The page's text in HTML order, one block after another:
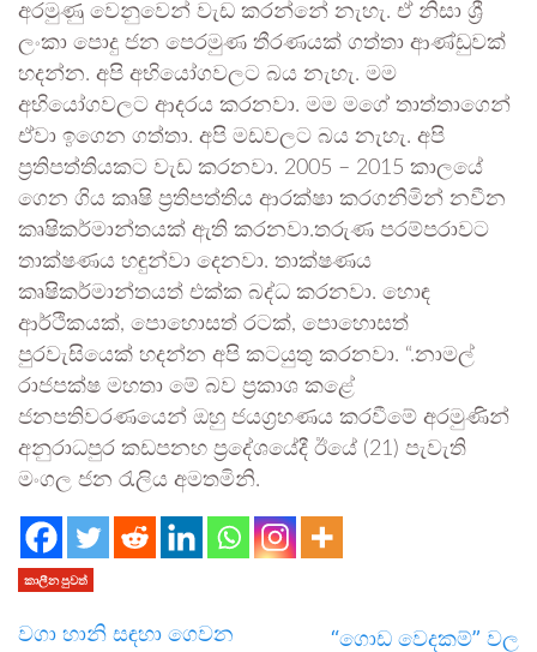
අරමුණු වෙනුවෙන් වැඩ කරන්නේ නැහැ. ඒ නිසා ශ්‍රී
ලංකා පොදු ජන පෙරමුණ තීරණයක් ගත්තා ආණ්ඩුවක්
හදන්න. අපි අභියෝගවලට බය නැහැ. මම
අභියෝගවලට ආදරය කරනවා. මම මගේ තාත්තාගෙන්
ඒවා ඉගෙන ගත්තා. අපි මඩවලට බය නැහැ. අපි
ප්‍රතිපත්තියකට වැඩ කරනවා. 2005 – 2015 කාලයේ
ගෙන ගිය කෘෂි ප්‍රතිපත්තිය ආරක්ෂා කරගනිමින් නවීන
කෘෂිකර්මාන්තයක් ඇති කරනවා.තරුණ පරම්පරාවට
තාක්ෂණය හඳුන්වා දෙනවා. තාක්ෂණය
කෘෂිකර්මාන්තයත් එක්ක බද්ධ කරනවා. හොඳ
ආර්ථිකයක්, පොහොසත් රටක්, පොහොසත්
පුරවැසියෙක් හදන්න අපි කටයුතු කරනවා. “.නාමල්
රාජපක්ෂ මහතා මේ බව ප්‍රකාශ කළේ
ජනපතිවරණයෙන් ඔහු ජයග්‍රහණය කරවීමේ අරමුණින්
අනුරාධපුර කඩපනහ ප්‍රදේශයේදී ඊයේ (21) පැවැති
මංගල ජන රැලිය අමතමිනි.
කාලීන පුවත්
වගා හානි සඳහා ගෙවන
“ගොඩ වෙදකම්” වල